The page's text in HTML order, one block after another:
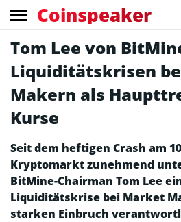
Coinspeaker
Tom Lee von
Liquiditätskrisen
Makern als
Kurse
Seit dem heftigen Crash am
Kryptomarkt zunehmend
BitMine-Chairman Tom Lee
Liquiditätskrise bei Market
starken Einbruch